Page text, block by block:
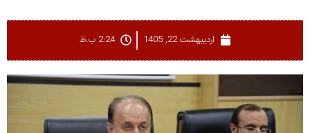
اردیبهشت 22, 1405 2:24 ب.ظ